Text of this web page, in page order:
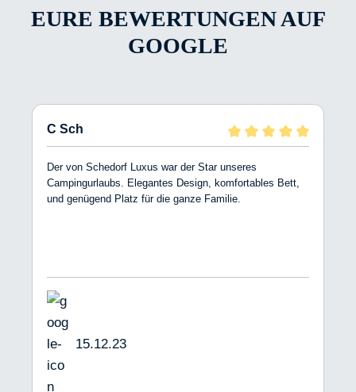
EURE BEWERTUNGEN AUF
GOOGLE
C Sch
Der von Schedorf Luxus war der Star unseres
Campingurlaubs. Elegantes Design, komfortables Bett,
und genügend Platz für die ganze Familie.
15.12.23